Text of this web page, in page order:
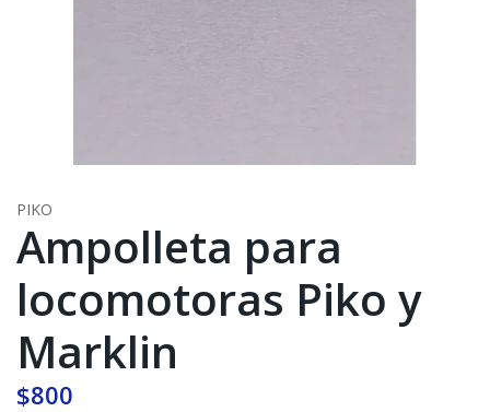
PIKO
Ampolleta para
locomotoras Piko y
Marklin
$800